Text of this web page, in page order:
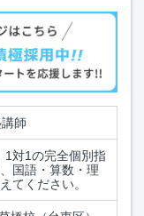
師
1対1の完全個別指
国語・算数・理
てください。